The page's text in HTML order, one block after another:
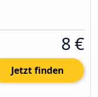
8 €
Jetzt finden